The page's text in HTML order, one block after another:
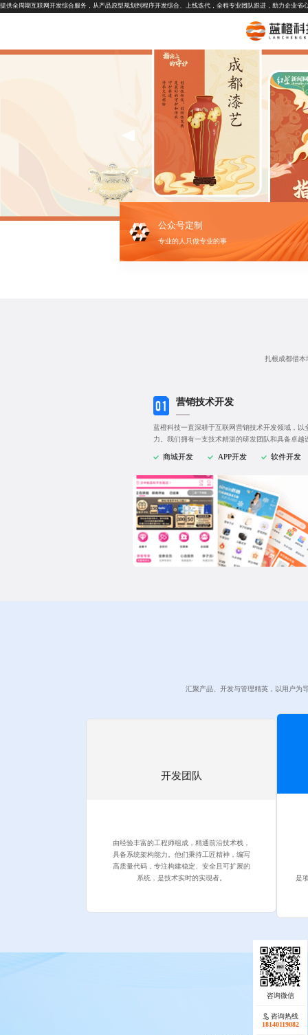
提供全周期互联网开发综合服务，从产品原型规划到程序开发综合、上线迭代，全程专业团队跟进，助力企业省
公众号定制
专业的人只做专业的事
扎根成都借本
营销技术开发
蓝橙科技一直深耕于互联网营销技术开发领域，以
力。我们拥有一支技术精湛的研发团队和具备卓越
商城开发 APP开发 软件开发
汇聚产品、开发与管理精英，以用户为
开发团队
由经验丰富的工程师组成，精通前沿技术栈，
具备系统架构能力。他们秉持工匠精神，编写
高质量代码，专注构建稳定、安全且可扩展的
系统，是技术实时的实现者。
是
咨询热线
18140119082